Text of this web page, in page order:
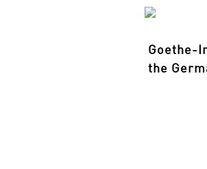
Goethe-
the